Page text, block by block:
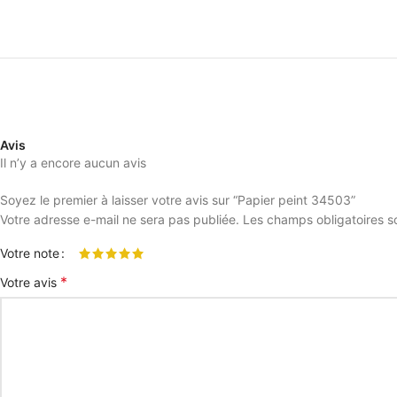
Avis
Il n’y a encore aucun avis
Soyez le premier à laisser votre avis sur “Papier peint 34503”
Votre adresse e-mail ne sera pas publiée. Les champs obligatoires
Votre note
Votre avis *